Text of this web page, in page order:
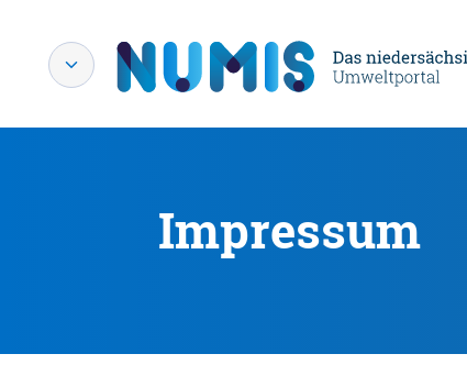
Impressum